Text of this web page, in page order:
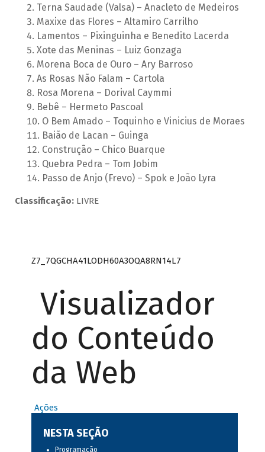
Terna Saudade (Valsa) – Anacleto de Medeiros
Maxixe das Flores – Altamiro Carrilho
Lamentos – Pixinguinha e Benedito Lacerda
Xote das Meninas – Luiz Gonzaga
Morena Boca de Ouro – Ary Barroso
As Rosas Não Falam – Cartola
Rosa Morena – Dorival Caymmi
Bebê – Hermeto Pascoal
O Bem Amado – Toquinho e Vinicius de Moraes
Baião de Lacan – Guinga
Construção – Chico Buarque
Quebra Pedra – Tom Jobim
Passo de Anjo (Frevo) – Spok e João Lyra
Classificação:LIVRE
Z7_7QGCHA41LODH60A3OQA8RN14L7
Visualizador
do Conteúdo
da Web
Ações
NESTA SEÇÃO
Programação